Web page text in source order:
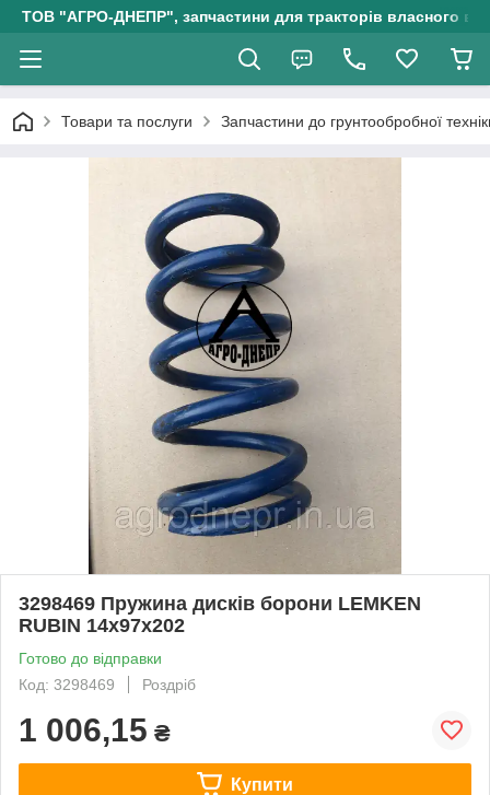
ТОВ "АГРО-ДНЕПР", запчастини для тракторів власного
Товари та послуги Запчастини до грунтообробної
3298469 Пружина дисків борони LEMKEN
RUBIN 14x97x202
Готово до відправки
Код: 3298469
Роздріб
1 006,15 ₴
Купити